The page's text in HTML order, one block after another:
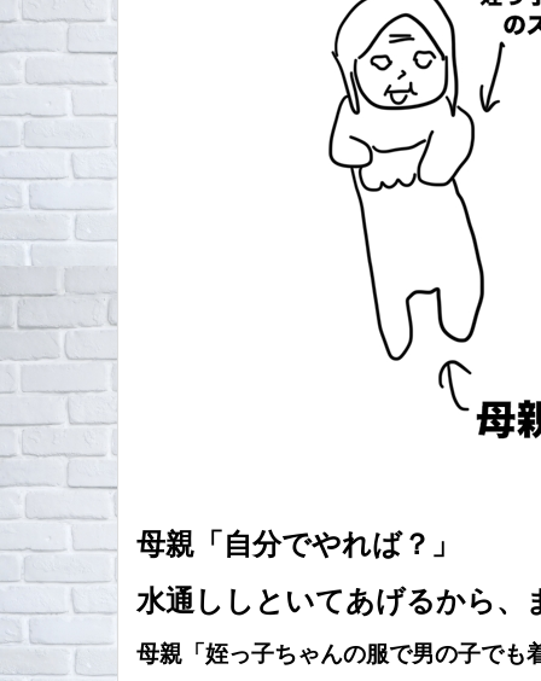
母親「自分でやれば？」
水通ししといてあげるから
母親「姪っ子ちゃんの服で男の子でも